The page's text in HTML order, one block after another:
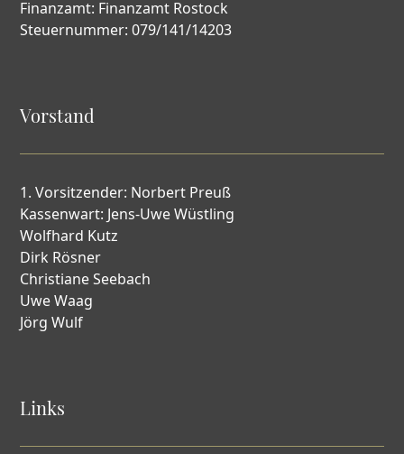
Finanzamt: Finanzamt Rostock
Steuernummer: 079/141/14203
Vorstand
1. Vorsitzender: Norbert Preuß
Kassenwart: Jens-Uwe Wüstling
Wolfhard Kutz
Dirk Rösner
Christiane Seebach
Uwe Waag
Jörg Wulf
Links